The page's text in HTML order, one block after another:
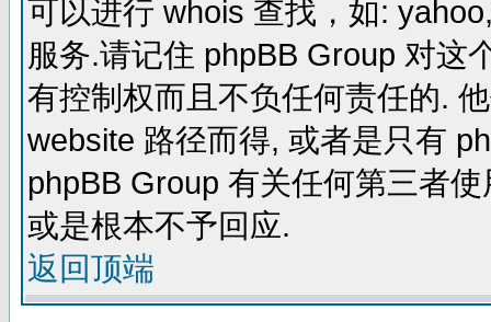
可以进行 whois 查找，如:
服务.请记住 phpBB Group 对这
有控制权而且不负任何责任的.
website 路径而得, 或者是只有
phpBB Group 有关任何第三者
或是根本不予回应.
返回顶端